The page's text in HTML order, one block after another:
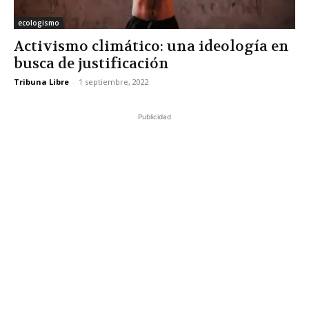
ecologismo
Activismo climático: una ideología en
busca de justificación
Tribuna Libre - 1 septiembre, 2022
Publicidad